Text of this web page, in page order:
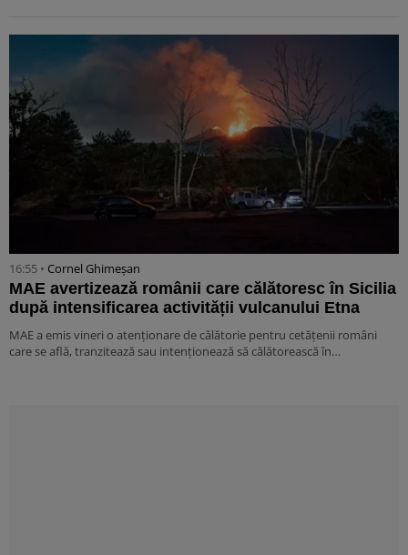
16:55 • Cornel Ghimeșan
MAE avertizează românii care călătoresc în Sicilia
după intensificarea activității vulcanului Etna
MAE a emis vineri o atenționare de călătorie pentru cetățenii români
care se află, tranzitează sau intenționează să călătorească în…